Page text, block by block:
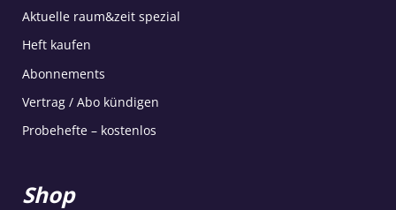
Aktuelle raum&zeit spezial
Heft kaufen
Abonnements
Vertrag / Abo kündigen
Probehefte – kostenlos
Shop